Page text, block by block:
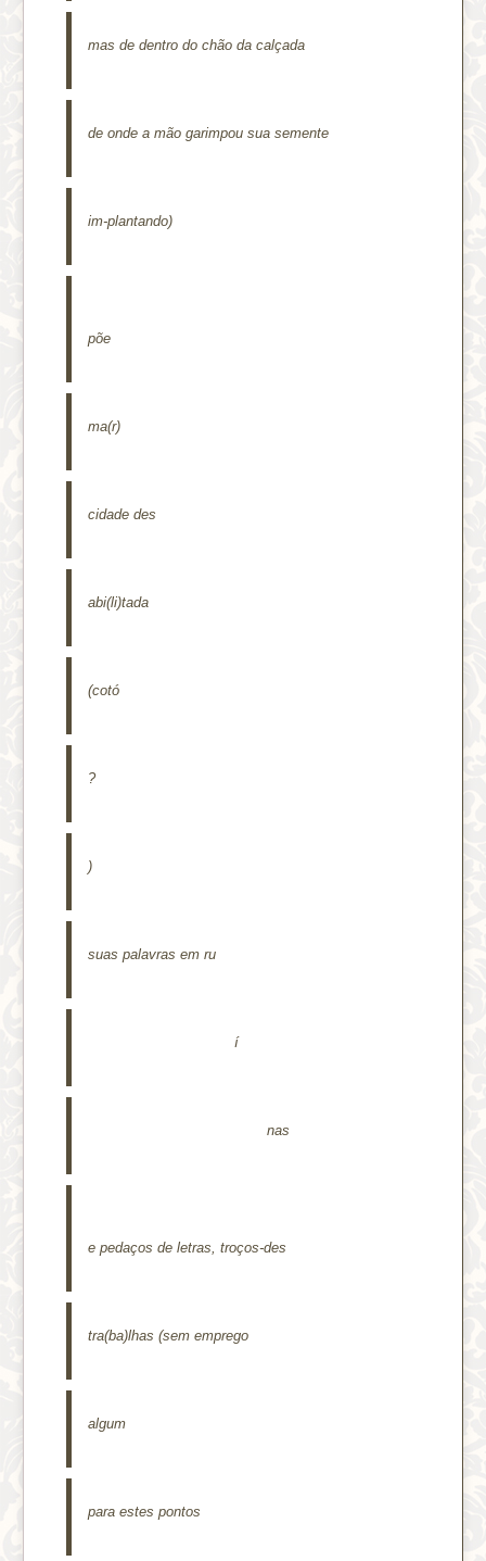
mas de dentro do chão da calçada
de onde a mão garimpou sua semente
im-plantando)
põe
ma(r)
cidade des
abi(li)tada
(cotó
?
)
suas palavras em ru
í
nas
e pedaços de letras, troços-des
tra(ba)lhas (sem emprego
algum
para estes pontos